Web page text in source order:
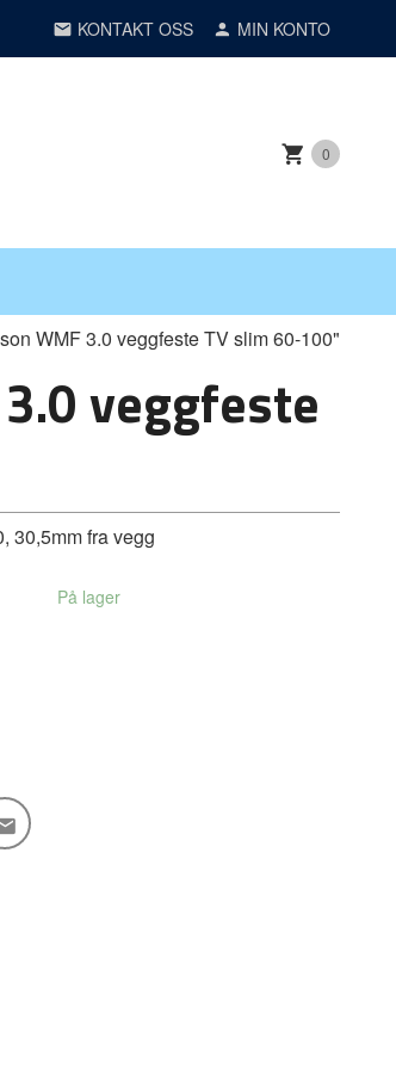
KONTAKT OSS MIN KONTO
0
WMF 3.0 veggfeste TV slim 60-100"
veggfeste
30,5mm fra vegg
På lager